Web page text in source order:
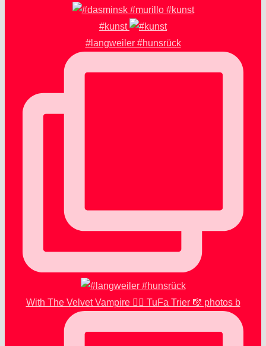
#kunst
#langweiler #hunsrück
With The Velvet Vampire 🧛‍♂️ TuFa Trier 🎼 photos b